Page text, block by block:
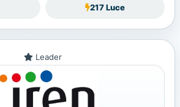
217 Luce
Leader